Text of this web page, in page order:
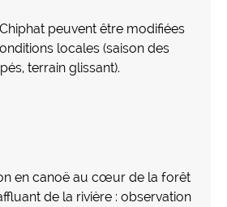
peuvent être modifiées
locales (saison des
terrain glissant).
en canoë au cœur de la forêt
de la rivière : observation